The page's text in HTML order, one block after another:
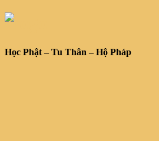
Học Phật – Tu Thân – Hộ Pháp